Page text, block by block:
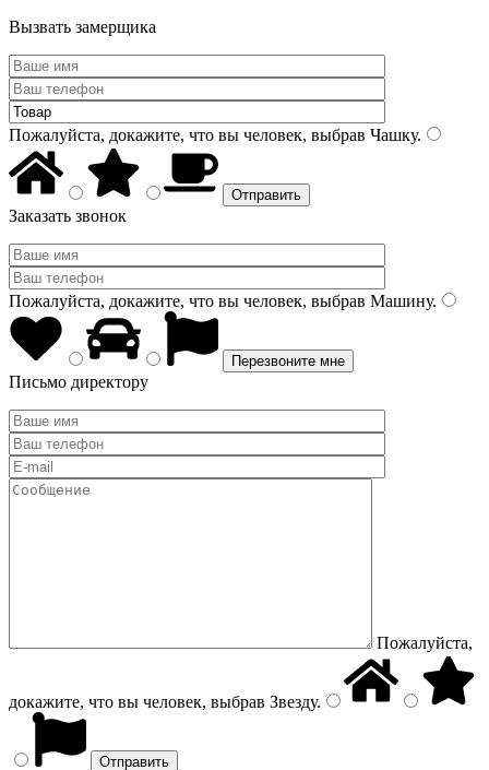
Вызвать замерщика
Пожалуйста, докажите, что вы человек, выбрав Чашку.
Заказать звонок
Пожалуйста, докажите, что вы человек, выбрав Машину.
Письмо директору
Пожалуйста,
докажите, что вы человек, выбрав Звезду.